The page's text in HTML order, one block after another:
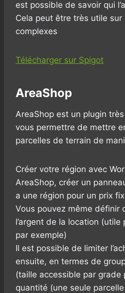
est possible de savoir qui
Cela peut être très utile sur
complexes
Télécharger sur Spigot
AreaShop
AreaShop est un plugin
vous permettre de mettre
parcelles de terrain de
Créer votre région avec
AreaShop, créer un
a une région pour un prix
Vous pouvez même définir
l’argent de la location
par exemple)
Il est possible de limiter
ensuite, en termes de
(taille accessible par grade
quantité (une seule